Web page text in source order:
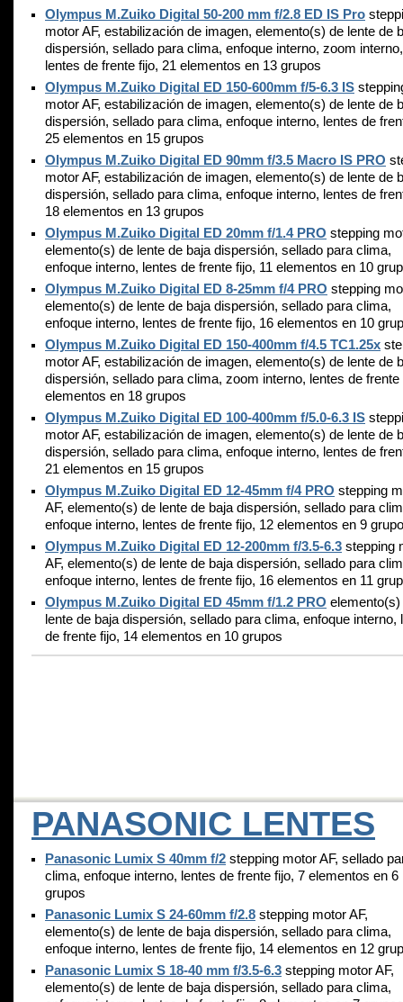
Olympus M.Zuiko Digital 50-200 mm f/2.8 ED IS Pro
motor AF, estabilización de imagen, elemento(s) de lente de
dispersión, sellado para clima, enfoque interno, zoom interno,
lentes de frente fijo, 21 elementos en 13 grupos
Olympus M.Zuiko Digital ED 150-600mm f/5-6.3 IS
motor AF, estabilización de imagen, elemento(s) de lente de
dispersión, sellado para clima, enfoque interno, lentes de
25 elementos en 15 grupos
Olympus M.Zuiko Digital ED 90mm f/3.5 Macro IS PRO
motor AF, estabilización de imagen, elemento(s) de lente de
dispersión, sellado para clima, enfoque interno, lentes de
18 elementos en 13 grupos
Olympus M.Zuiko Digital ED 20mm f/1.4 PRO stepping
elemento(s) de lente de baja dispersión, sellado para clima,
enfoque interno, lentes de frente fijo, 11 elementos en 10
Olympus M.Zuiko Digital ED 8-25mm f/4 PRO stepping
elemento(s) de lente de baja dispersión, sellado para clima,
enfoque interno, lentes de frente fijo, 16 elementos en 10
Olympus M.Zuiko Digital ED 150-400mm f/4.5 TC1.25x
motor AF, estabilización de imagen, elemento(s) de lente de
dispersión, sellado para clima, zoom interno, lentes de frente
elementos en 18 grupos
Olympus M.Zuiko Digital ED 100-400mm f/5.0-6.3 IS
motor AF, estabilización de imagen, elemento(s) de lente de
dispersión, sellado para clima, enfoque interno, lentes de
21 elementos en 15 grupos
Olympus M.Zuiko Digital ED 12-45mm f/4 PRO stepping
AF, elemento(s) de lente de baja dispersión, sellado para
enfoque interno, lentes de frente fijo, 12 elementos en 9
Olympus M.Zuiko Digital ED 12-200mm f/3.5-6.3 stepping
AF, elemento(s) de lente de baja dispersión, sellado para
enfoque interno, lentes de frente fijo, 16 elementos en 11
Olympus M.Zuiko Digital ED 45mm f/1.2 PRO elemento(s)
lente de baja dispersión, sellado para clima, enfoque interno,
de frente fijo, 14 elementos en 10 grupos
PANASONIC LENTES
Panasonic Lumix S 40mm f/2 stepping motor AF, sellado
clima, enfoque interno, lentes de frente fijo, 7 elementos en 6
grupos
Panasonic Lumix S 24-60mm f/2.8 stepping motor AF,
elemento(s) de lente de baja dispersión, sellado para clima,
enfoque interno, lentes de frente fijo, 14 elementos en 12
Panasonic Lumix S 18-40 mm f/3.5-6.3 stepping motor AF,
elemento(s) de lente de baja dispersión, sellado para clima,